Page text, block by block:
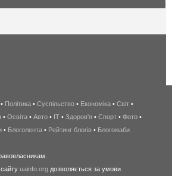
беспроводной
интернет
киев
wimax
• Політика • Суспільство • Економіка • Світ •
• Освіта • Авто • IT • Здоров'я • Спорт • Фото •
• Блоголента • Рейтинг блогів • Блогожаби
uainfo.org дозволяється за умови